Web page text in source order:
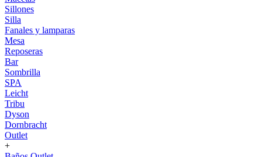
Sillones
Silla
Fanales y lamparas
Mesa
Reposeras
Bar
Sombrilla
SPA
Leicht
Tribu
Dyson
Dornbracht
Outlet
+